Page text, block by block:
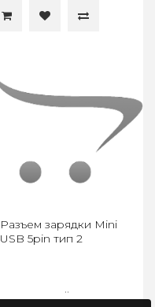
Разъем зарядки Mini
USB 5pin тип 2
..